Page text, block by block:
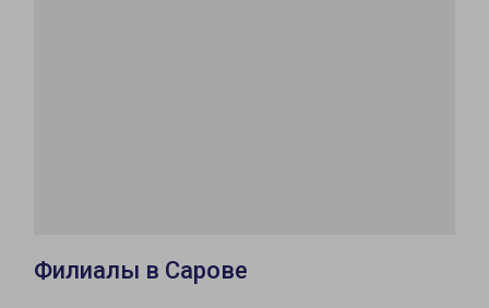
Филиалы в Сарове